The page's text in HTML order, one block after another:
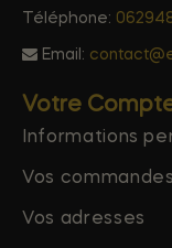
Téléphone:
Email:
Votre
Informations
Vos commandes
Vos adresses